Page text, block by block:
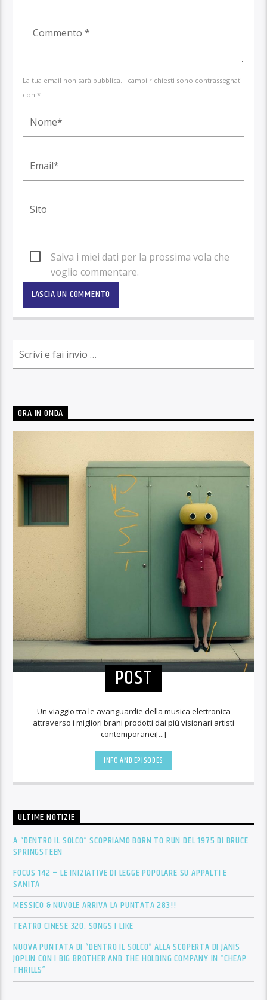
La tua email non sarà pubblica. I campi richiesti sono contrassegnati
con *
Salva i miei dati per la prossima vola che
voglio commentare.
ORA IN ONDA
POST
Un viaggio tra le avanguardie della musica elettronica
attraverso i migliori brani prodotti dai più visionari artisti
contemporanei[...]
INFO AND EPISODES
ULTIME NOTIZIE
A “DENTRO IL SOLCO” SCOPRIAMO BORN TO RUN DEL 1975 DI BRUCE
SPRINGSTEEN
FOCUS 142 – LE INIZIATIVE DI LEGGE POPOLARE SU APPALTI E
SANITÀ
MESSICO & NUVOLE ARRIVA LA PUNTATA 283!!
TEATRO CINESE 320: SONGS I LIKE
NUOVA PUNTATA DI “DENTRO IL SOLCO” ALLA SCOPERTA DI JANIS
JOPLIN CON I BIG BROTHER AND THE HOLDING COMPANY IN “CHEAP
THRILLS”